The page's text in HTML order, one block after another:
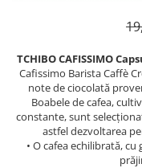
TCHIBO CAFISSIMO
Cafissimo Barista Caffè
note de ciocolată
Boabele de cafea,
constante, sunt
astfel dezvoltarea
• O cafea echilibrată,